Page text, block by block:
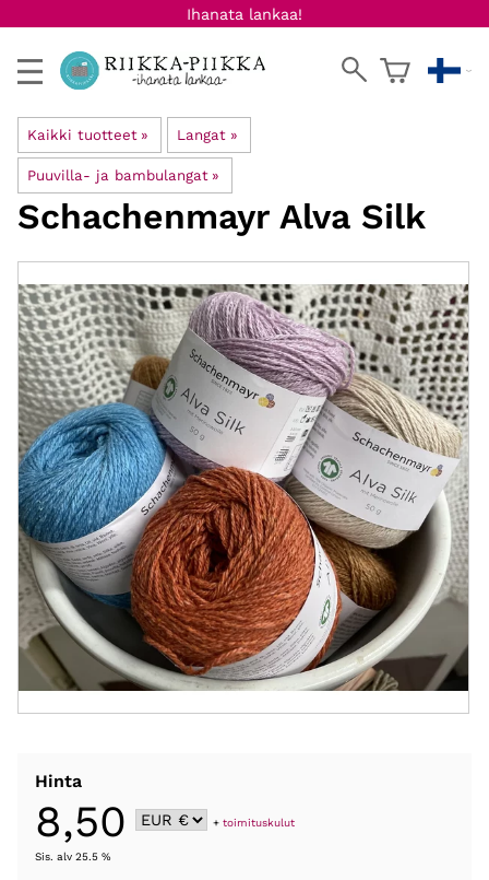
Ihanata lankaa!
Kaikki tuotteet ‪» Langat ‪»
Puuvilla- ja bambulangat ‪»
Schachenmayr Alva Silk
Hinta
8,50 +toimituskulut
Sis. alv 25.5 %